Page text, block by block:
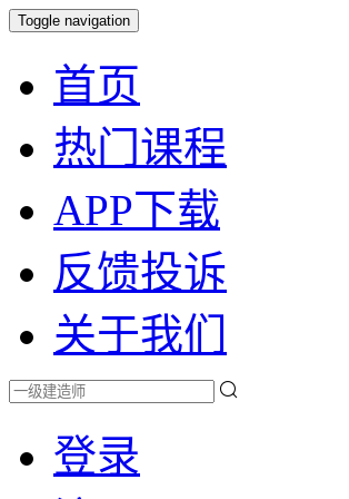
Toggle navigation
首页
热门课程
APP下载
反馈投诉
关于我们
登录